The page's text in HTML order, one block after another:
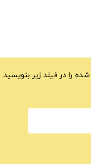
را در فیلد زیر بنویسید.